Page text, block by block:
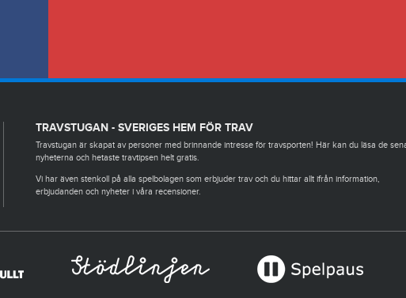
TRAVSTUGAN - SVERIGES HEM FÖR TRAV
Travstugan är skapat av personer med brinnande intresse för travsporten! Här kan du läsa de
nyheterna och hetaste travtipsen helt gratis.
Vi har även stenkoll på alla spelbolagen som erbjuder trav och du hittar allt ifrån information,
erbjudanden och nyheter i våra recensioner.